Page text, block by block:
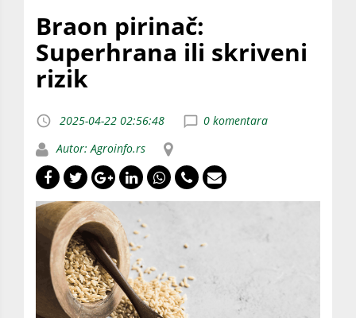
Braon pirinač:
Superhrana ili skriveni
rizik
2025-04-22 02:56:48
0 komentara
Autor: Agroinfo.rs